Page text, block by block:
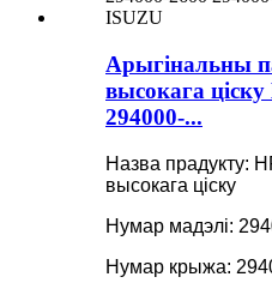
Арыгінальны
высокага
294000-...
Назва прадукту:
высокага ціску
Нумар мадэлі:
Нумар крыжа: